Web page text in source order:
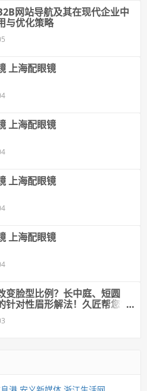
网站导航及其在现代企业中
与优化策略
上海配眼镜
上海配眼镜
上海配眼镜
上海配眼镜
变脸型比例？长中庭、短圆
针对性眉形解法！久匠帮您"自
生脸